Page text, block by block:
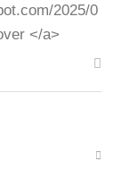
2025/0
</a>